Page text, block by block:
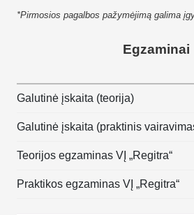
*Pirmosios pagalbos pažymėjimą galima
Egzaminai
Galutinė įskaita (teorija)
Galutinė įskaita (praktinis
Teorijos egzaminas VĮ „Regitra“
Praktikos egzaminas VĮ „Regitra“